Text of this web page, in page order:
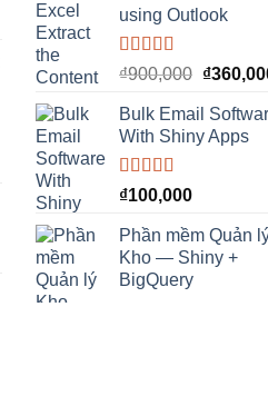
using Outlook
Rated5.00
out of 5
₫900,000 ₫
Bulk Email
With Shiny Apps
Rated5.00
out of 5
₫100,000
Phần mềm Quản
Kho — Shiny +
BigQuery